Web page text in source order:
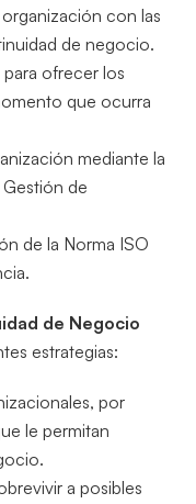
con las
de negocio.
ofrecer los
que ocurra
mediante la
de
de la Norma ISO
de Negocio
estrategias:
por
le permitan
a posibles